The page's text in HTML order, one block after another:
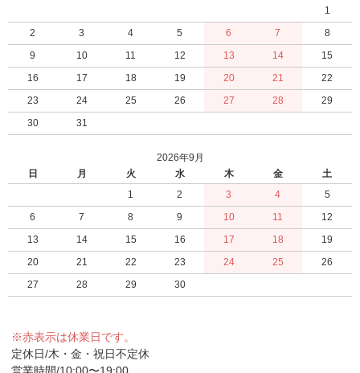
1
2
3 4 5 6 7
8
9
10 11 12 13 14
15
16
17 18 19 20 21
22
23
24 25 26 27 28
29
30
31
2026年9月
日
月 火 水 木 金
土
1
2 3 4
5
6
7 8 9 10 11
12
13
14 15 16 17 18
19
20
21 22 23 24 25
26
27
28 29 30
※赤表示は休業日です。
定休日/木・金・祝日不定休
営業時間/10:00〜19:00